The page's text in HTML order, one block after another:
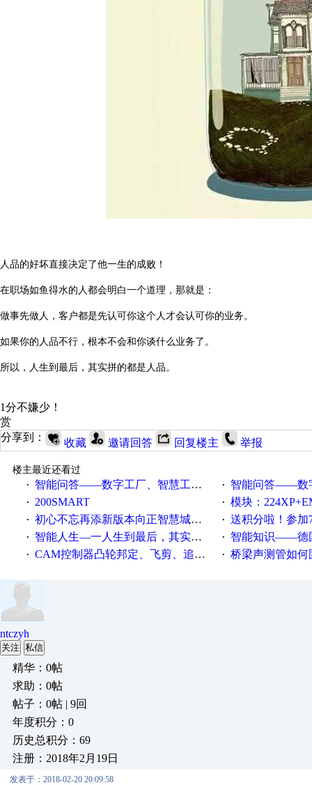
人品的好坏直接决定了他一生的成败！
在职场如鱼得水的人都会明白一个道理，那就是：
做事先做人，客户都是先认可你这个人才会认可你的业务。
如果你的人品不行，根本不会和你谈什么业务了。
所以，人生到最后，其实拼的都是人品。
1分不嫌少！
赏
分享到：
收藏 邀请回答 回复楼主 举报
楼主最近还看过
·
智能问答——数字工厂、智慧工厂和智能制造三者的区别是什么？ · 智能问答——数字化工厂与
· 200SMART · 模块：
· 初心不忘再添新版本向正智慧城市云展厅3.0版亮相 · 送积分啦！参加7月6日
· 智能人生—一人生到最后，其实拼的都是人品 · 智能知识——德国工业崛起
· CAM控制器凸轮邦定、飞剪、追剪等C功能块 · 桥梁声测管如何固
ntczyh
关注 私信
精华：0帖
求助：0帖
帖子：0帖 | 9回
年度积分：0
历史总积分：69
注册：2018年2月19日
发表于：2018-02-20 20:09:58